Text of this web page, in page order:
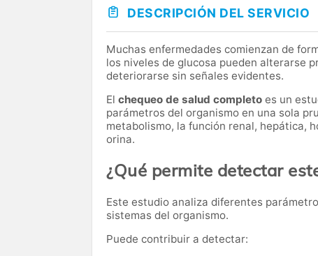
DESCRIPCIÓN DEL SERVICIO
Muchas enfermedades comienzan de
los niveles de glucosa pueden alterarse
deteriorarse sin señales evidentes.
El chequeo de salud completo es un
parámetros del organismo en una sola
metabolismo, la función renal, hepática,
orina.
¿Qué permite detectar
Este estudio analiza diferentes
sistemas del organismo.
Puede contribuir a detectar: